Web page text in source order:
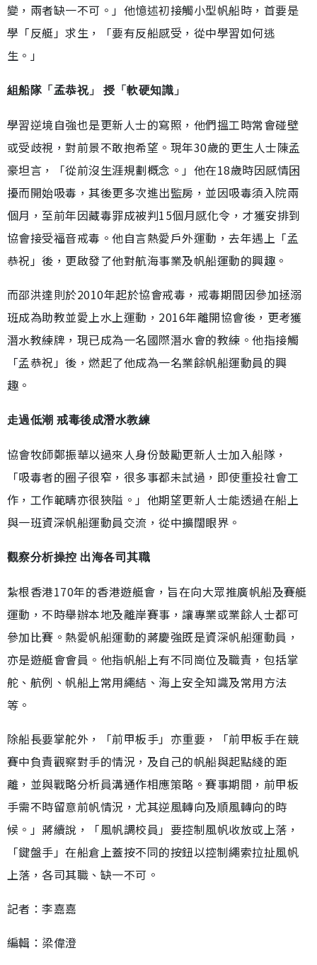
變，兩者缺一不可。」他憶述初接觸小型帆船時，首要是
學「反艇」求生，「要有反船感受，從中學習如何逃
生。」
組船隊「孟恭祝」 授「軟硬知識」
學習逆境自強也是更新人士的寫照，他們搵工時常會碰壁
或受歧視，對前景不敢抱希望。現年30歲的更生人士陳孟
豪坦言，「從前沒生涯規劃概念。」他在18歲時因感情困
擾而開始吸毒，其後更多次進出監房，並因吸毒須入院兩
個月，至前年因藏毒罪成被判15個月感化令，才獲安排到
協會接受福音戒毒。他自言熱愛戶外運動，去年遇上「孟
恭祝」後，更啟發了他對航海事業及帆船運動的興趣。
而邵洪達則於2010年起於協會戒毒，戒毒期間因參加拯溺
班成為助教並愛上水上運動，2016年離開協會後，更考獲
潛水教練牌，現已成為一名國際潛水會的教練。他指接觸
「孟恭祝」後，燃起了他成為一名業餘帆船運動員的興
趣。
走過低潮 戒毒後成潛水教練
協會牧師鄭振華以過來人身份鼓勵更新人士加入船隊，
「吸毒者的圈子很窄，很多事都未試過，即使重投社會工
作，工作範疇亦很狹隘。」他期望更新人士能透過在船上
與一班資深帆船運動員交流，從中擴闊眼界。
觀察分析操控 出海各司其職
紮根香港170年的香港遊艇會，旨在向大眾推廣帆船及賽艇
運動，不時舉辦本地及離岸賽事，讓專業或業餘人士都可
參加比賽。熱愛帆船運動的蔣慶強既是資深帆船運動員，
亦是遊艇會會員。他指帆船上有不同崗位及職責，包括掌
舵、航例、帆船上常用繩結、海上安全知識及常用方法
等。
除船長要掌舵外，「前甲板手」亦重要，「前甲板手在競
賽中負責觀察對手的情況，及自己的帆船與起點綫的距
離，並與戰略分析員溝通作相應策略。賽事期間，前甲板
手需不時留意前帆情況，尤其逆風轉向及順風轉向的時
候。」蔣續說，「風帆調校員」要控制風帆收放或上落，
「鍵盤手」在船倉上蓋按不同的按鈕以控制繩索拉扯風帆
上落，各司其職、缺一不可。
記者：李嘉嘉
編輯：梁偉澄